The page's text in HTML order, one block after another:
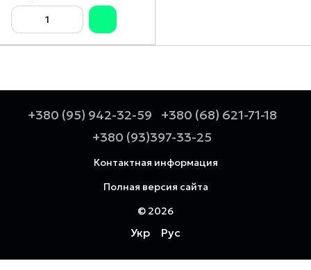
+380 (95) 942-32-59
+380 (68) 621-71-18
+380 (93)397-33-25
Контактная информация
Полная версия сайта
© 2026
Укр Рус